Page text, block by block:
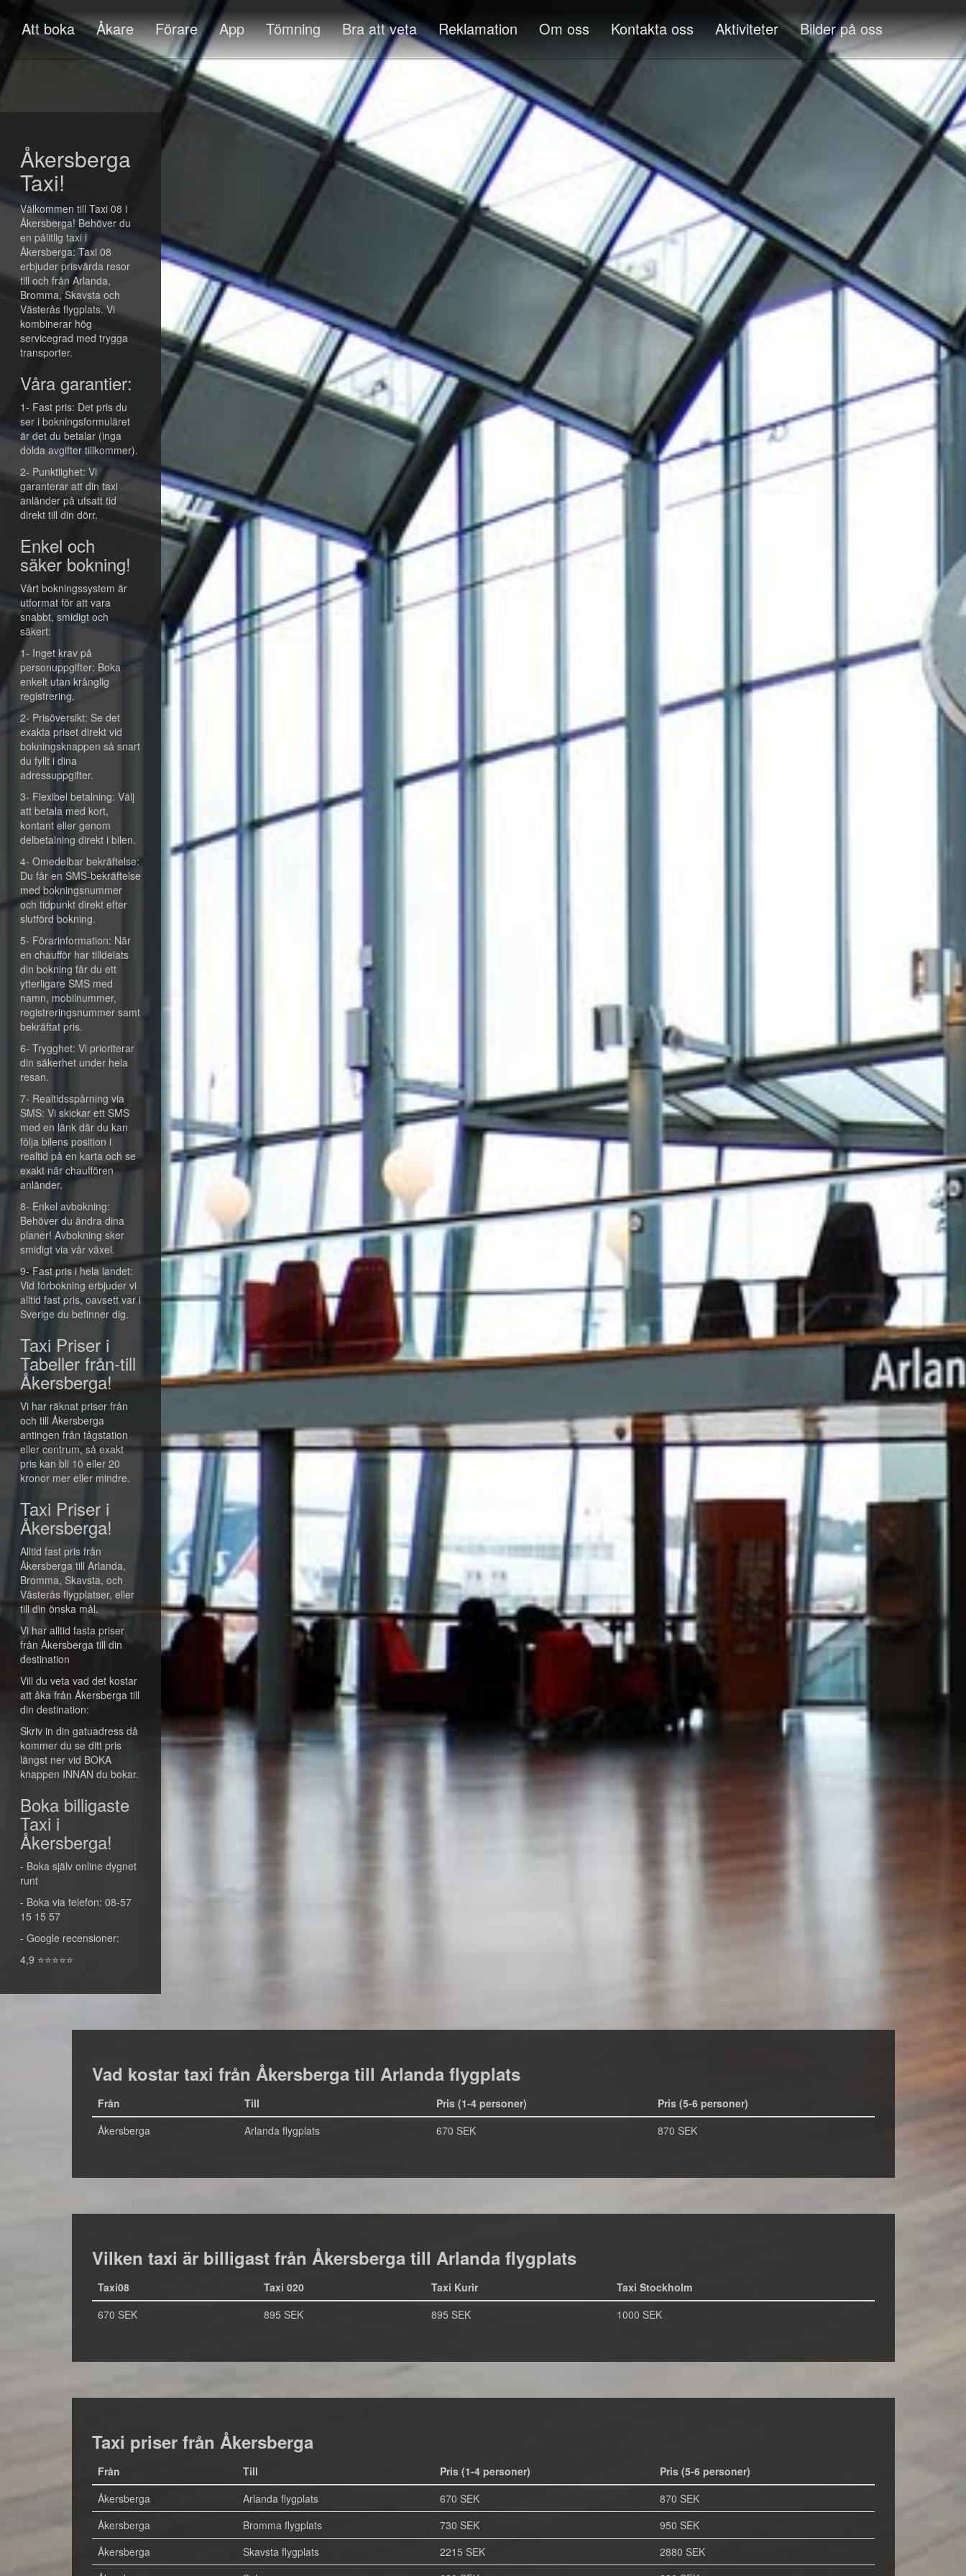
Att boka Åkare Förare App Tömning Bra att veta Reklamation Om oss Kontakta oss Aktiviteter Bilder på oss
Åkersberga
Taxi!
Välkommen till Taxi 08 i
Åkersberga! Behöver du
en pålitlig taxi i
Åkersberga: Taxi 08
erbjuder prisvärda resor
till och från Arlanda,
Bromma, Skavsta och
Västerås flygplats. Vi
kombinerar hög
servicegrad med trygga
transporter.
Våra garantier:
1- Fast pris: Det pris du
ser i bokningsformuläret
är det du betalar (inga
dolda avgifter tillkommer).
2- Punktlighet: Vi
garanterar att din taxi
anländer på utsatt tid
direkt till din dörr.
Enkel och
säker bokning!
Vårt bokningssystem är
utformat för att vara
snabbt, smidigt och
säkert:
1- Inget krav på
personuppgifter: Boka
enkelt utan krånglig
registrering.
2- Prisöversikt: Se det
exakta priset direkt vid
bokningsknappen så snart
du fyllt i dina
adressuppgifter.
3- Flexibel betalning: Välj
att betala med kort,
kontant eller genom
delbetalning direkt i bilen.
4- Omedelbar bekräftelse:
Du får en SMS-bekräftelse
med bokningsnummer
och tidpunkt direkt efter
slutförd bokning.
5- Förarinformation: När
en chaufför har tilldelats
din bokning får du ett
ytterligare SMS med
namn, mobilnummer,
registreringsnummer samt
bekräftat pris.
6- Trygghet: Vi prioriterar
din säkerhet under hela
resan.
7- Realtidsspårning via
SMS: Vi skickar ett SMS
med en länk där du kan
följa bilens position i
realtid på en karta och se
exakt när chauffören
anländer.
8- Enkel avbokning:
Behöver du ändra dina
planer! Avbokning sker
smidigt via vår växel.
9- Fast pris i hela landet:
Vid förbokning erbjuder vi
alltid fast pris, oavsett var i
Sverige du befinner dig.
Taxi Priser i
Tabeller från-till
Åkersberga!
Vi har räknat priser från
och till Åkersberga
antingen från tågstation
eller centrum, så exakt
pris kan bli 10 eller 20
kronor mer eller mindre.
Taxi Priser i
Åkersberga!
Alltid fast pris från
Åkersberga till Arlanda,
Bromma, Skavsta, och
Västerås flygplatser, eller
till din önska mål.
Vi har alltid fasta priser
från Åkersberga till din
destination
Vill du veta vad det kostar
att åka från Åkersberga till
din destination:
Skriv in din gatuadress då
kommer du se ditt pris
längst ner vid BOKA
knappen INNAN du bokar.
Boka billigaste
Taxi i
Åkersberga!
- Boka själv online dygnet
runt
- Boka via telefon: 08-57
15 15 57
- Google recensioner:
4,9 ⭐⭐⭐⭐⭐
Vad kostar taxi från Åkersberga till Arlanda flygplats
Från Till Pris (1-4 personer)
Pris (5-6 personer)
Åkersberga
Arlanda flygplats 670 SEK 870 SEK
Vilken taxi är billigast från Åkersberga till Arlanda flygplats
Taxi08 Taxi 020 Taxi Kurir
Taxi Stockholm
670 SEK
895 SEK 895 SEK 1000 SEK
Taxi priser från Åkersberga
Från Till Pris (1-4 personer)
Pris (5-6 personer)
Åkersberga
Arlanda flygplats 670 SEK
870 SEK
Åkersberga
Bromma flygplats 730 SEK
950 SEK
Åkersberga
Skavsta flygplats 2215 SEK
2880 SEK